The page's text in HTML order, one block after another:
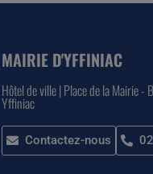
MAIRIE D'YFFINIAC
Hôtel de ville | Place de la Mairie -
Yffiniac
Contactez-nous